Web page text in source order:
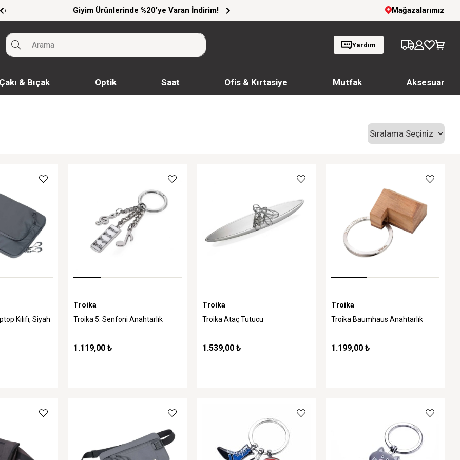
Giyim Ürünlerinde %20'ye Varan İndirim! 1000 TL ve üzeri siparişlerde ücretsiz kargoMağazalarımız
Yardım
& Bıçak Optik Saat Ofis & Kırtasiye Mutfak Aksesuar
Kılıfı, Siyah
Troika
Troika 5. Senfoni Anahtarlık
1.119,00 ₺
Troika
Troika Ataç Tutucu
1.539,00 ₺
Troika
Troika Baumhaus Anahtarlık
1.199,00 ₺